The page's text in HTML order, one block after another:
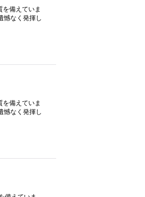
備えていま
憾なく発揮し
備えていま
憾なく発揮し